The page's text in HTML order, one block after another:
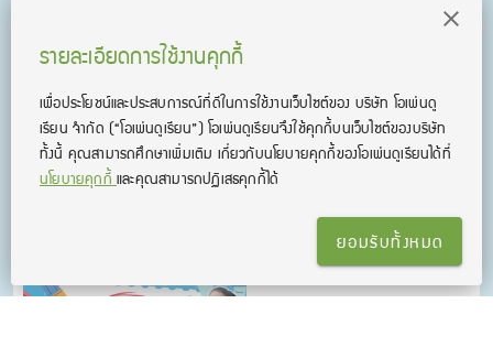
สรุปสูตรปริมาตรและพื้นที่
รายละเอียดการใช้งานคุกกี้
เพื่อประโยชน์และประสบการณ์ที่ดีในการใช้งานเว็บไซต์ของ บริษัท โอเพ่นดู
เรียน จํากัด (“โอเพ่นดูเรียน”)โอเพ่นดูเรียนจึงใช้คุกกี้บนเว็บไซต์ของบริษัท
ทั้งนี้ คุณสามารถศึกษาเพิ่มเติม เกี่ยวกับนโยบายคุกกี้ของโอเพ่นดูเรียนได้ที่
นโยบายคุกกี้และคุณสามารถปฏิเสธคุกกี้ได้
ยอมรับทั้งหมด